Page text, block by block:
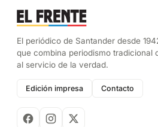
El periódico de Santander desde
que combina periodismo tradicional
al servicio de la verdad.
Edición impresa Contacto